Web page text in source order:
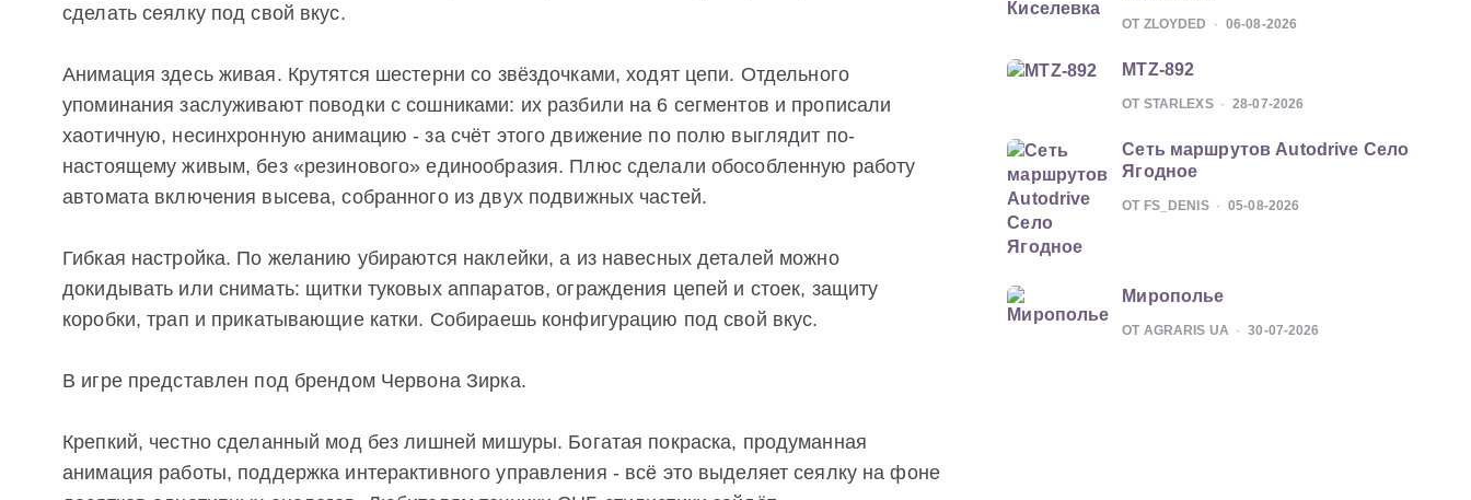
сделать сеялку под свой вкус.
Анимация здесь живая. Крутятся шестерни со звёздочками, ходят цепи. Отдельного
упоминания заслуживают поводки с сошниками: их разбили на 6 сегментов и прописали
хаотичную, несинхронную анимацию - за счёт этого движение по полю выглядит по-
настоящему живым, без «резинового» единообразия. Плюс сделали обособленную работу
автомата включения высева, собранного из двух подвижных частей.
Гибкая настройка. По желанию убираются наклейки, а из навесных деталей можно
докидывать или снимать: щитки туковых аппаратов, ограждения цепей и стоек, защиту
коробки, трап и прикатывающие катки. Собираешь конфигурацию под свой вкус.
В игре представлен под брендом Червона Зирка.
Крепкий, честно сделанный мод без лишней мишуры. Богатая покраска, продуманная
анимация работы, поддержка интерактивного управления - всё это выделяет сеялку на фоне
ОТ ZLOYDED 06-08-2026
MTZ-892
ОТ STARLEXS 28-07-2026
Сеть маршрутов Autodrive Село
Ягодное
ОТ FS_DENIS 05-08-2026
Мирополье
ОТ AGRARIS UA 30-07-2026